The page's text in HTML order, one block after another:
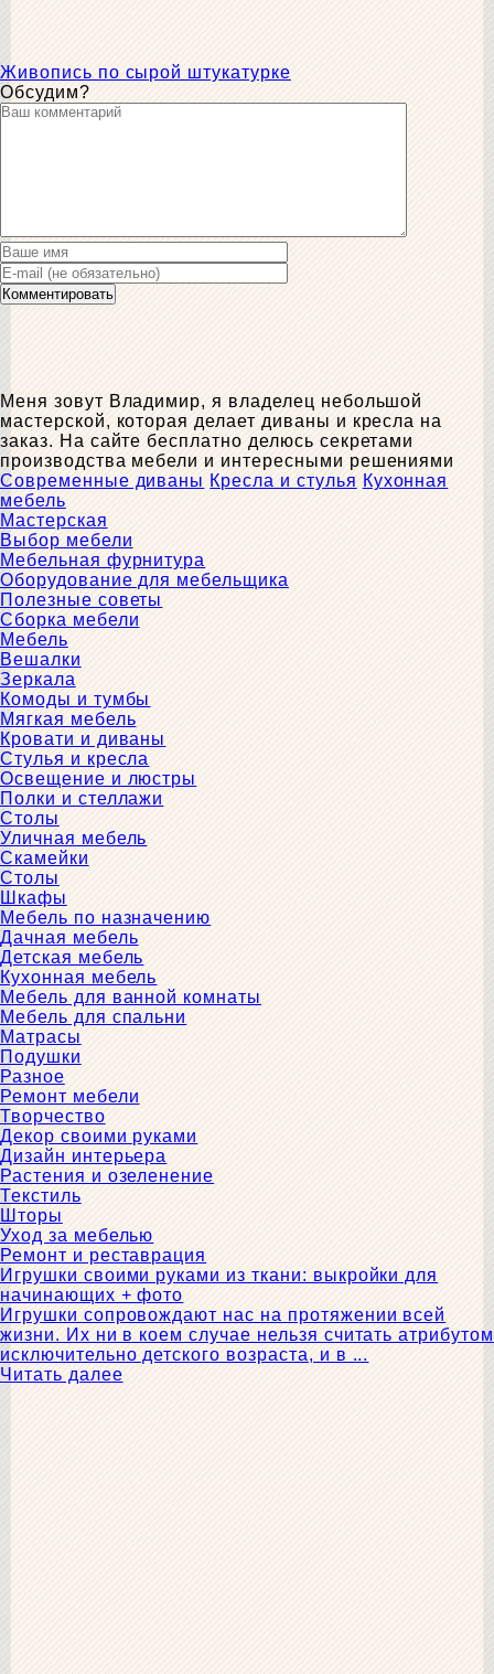
Живопись по сырой штукатурке
Обсудим?
Меня зовут Владимир, я владелец небольшой
мастерской, которая делает диваны и кресла на
заказ. На сайте бесплатно делюсь секретами
производства мебели и интересными решениями
Современные диваны Кресла и стулья Кухонная
мебель
Мастерская
Выбор мебели
Мебельная фурнитура
Оборудование для мебельщика
Полезные советы
Сборка мебели
Мебель
Вешалки
Зеркала
Комоды и тумбы
Мягкая мебель
Кровати и диваны
Стулья и кресла
Освещение и люстры
Полки и стеллажи
Столы
Уличная мебель
Скамейки
Столы
Шкафы
Мебель по назначению
Дачная мебель
Детская мебель
Кухонная мебель
Мебель для ванной комнаты
Мебель для спальни
Матрасы
Подушки
Разное
Ремонт мебели
Творчество
Декор своими руками
Дизайн интерьера
Растения и озеленение
Текстиль
Шторы
Уход за мебелью
Ремонт и реставрация
Игрушки своими руками из ткани: выкройки для
начинающих + фото
Игрушки сопровождают нас на протяжении всей
жизни. Их ни в коем случае нельзя считать атрибутом
исключительно детского возраста, и в ...
Читать далее